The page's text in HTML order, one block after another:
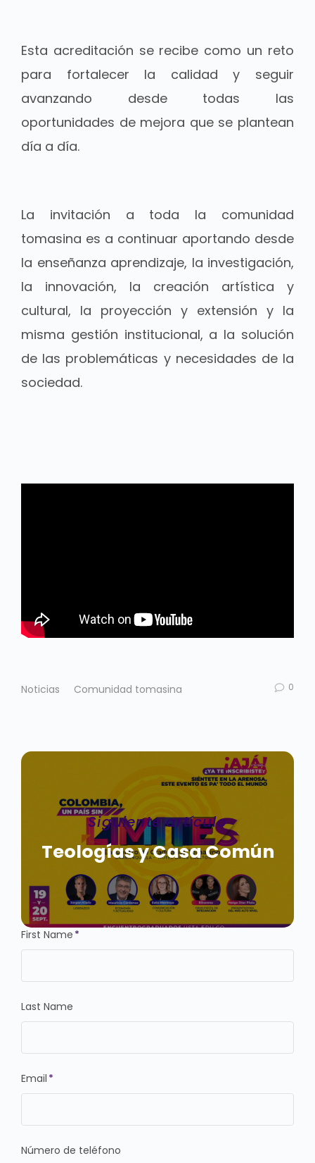
Esta acreditación se recibe como un reto
para fortalecer la calidad y seguir
avanzando desde todas las
oportunidades de mejora que se plantean
día a día.
La invitación a toda la comunidad
tomasina es a continuar aportando desde
la enseñanza aprendizaje, la investigación,
la innovación, la creación artística y
cultural, la proyección y extensión y la
misma gestión institucional, a la solución
de las problemáticas y necesidades de la
sociedad.
Noticias Comunidad tomasina 0
Siguiente artículo
Teologías y Casa Común
First Name *
Last Name
Email *
Número de teléfono